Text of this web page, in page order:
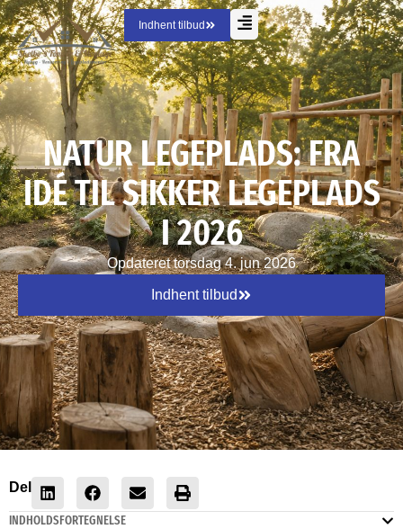
Indhent tilbud
NATUR LEGEPLADS: FRA
IDÉ TIL SIKKER LEGEPLADS
I 2026
Opdateret torsdag 4. jun 2026
Indhent tilbud
Del
INDHOLDSFORTEGNELSE